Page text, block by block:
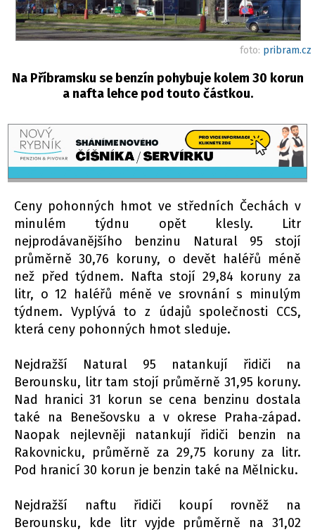
foto: pribram.cz
Na Příbramsku se benzín pohybuje kolem 30 korun
a nafta lehce pod touto částkou.
Ceny pohonných hmot ve středních Čechách v
minulém týdnu opět klesly. Litr
nejprodávanějšího benzinu Natural 95 stojí
průměrně 30,76 koruny, o devět haléřů méně
než před týdnem. Nafta stojí 29,84 koruny za
litr, o 12 haléřů méně ve srovnání s minulým
týdnem. Vyplývá to z údajů společnosti CCS,
která ceny pohonných hmot sleduje.
Nejdražší Natural 95 natankují řidiči na
Berounsku, litr tam stojí průměrně 31,95 koruny.
Nad hranici 31 korun se cena benzinu dostala
také na Benešovsku a v okrese Praha-západ.
Naopak nejlevněji natankují řidiči benzin na
Rakovnicku, průměrně za 29,75 koruny za litr.
Pod hranicí 30 korun je benzin také na Mělnicku.
Nejdražší naftu řidiči koupí rovněž na
Berounsku, kde litr vyjde průměrně na 31,02